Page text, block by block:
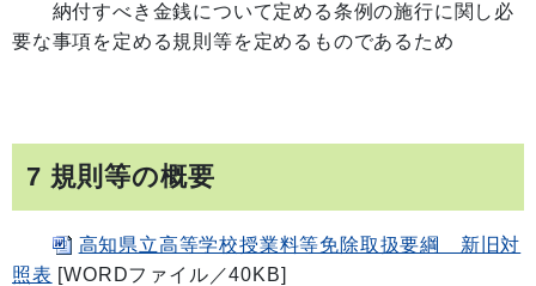
納付すべき金銭について定める条例の施行に関し必
要な事項を定める規則等を定めるものであるため
7 規則等の概要
高知県立高等学校授業料等免除取扱要綱 新旧対
照表 [WORDファイル／40KB]